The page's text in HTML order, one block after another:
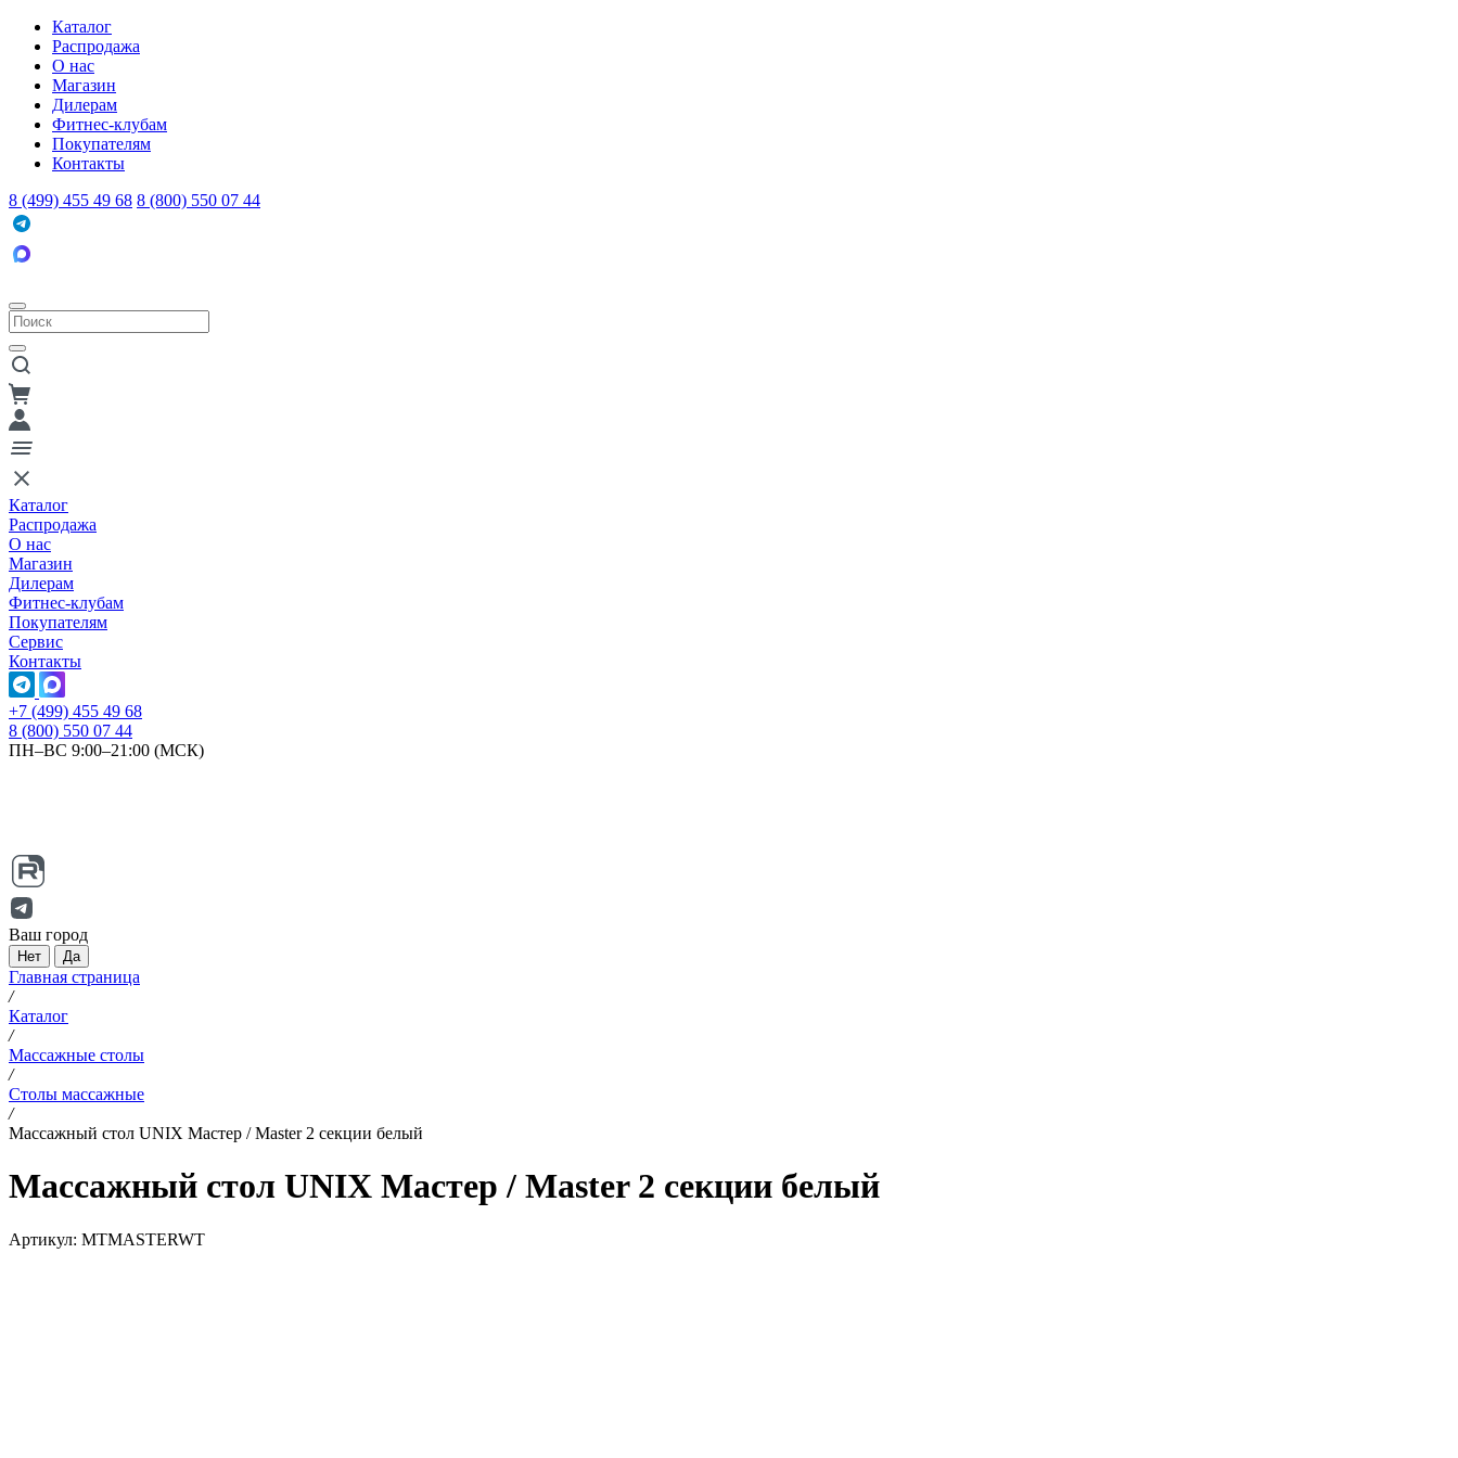
Каталог
Распродажа
О нас
Магазин
Дилерам
Фитнес-клубам
Покупателям
Контакты
8 (499) 455 49 68 8 (800) 550 07 44
Каталог
Распродажа
О нас
Магазин
Дилерам
Фитнес-клубам
Покупателям
Сервис
Контакты
+7 (499) 455 49 68
8 (800) 550 07 44
ПН–ВС 9:00–21:00 (МСК)
Ваш город
Нет Да
Главная страница
/
Каталог
/
Массажные столы
/
Столы массажные
/
Массажный стол UNIX Мастер / Master 2 секции белый
Массажный стол UNIX Мастер / Master 2 секции белый
Артикул: MTMASTERWT